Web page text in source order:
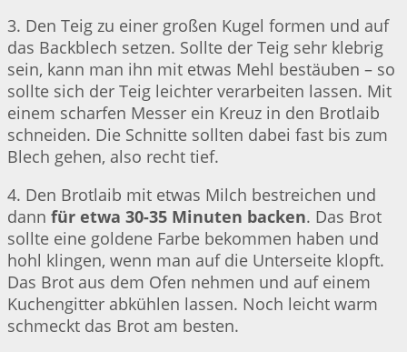
3. Den Teig zu einer großen Kugel formen und auf
das Backblech setzen. Sollte der Teig sehr klebrig
sein, kann man ihn mit etwas Mehl bestäuben – so
sollte sich der Teig leichter verarbeiten lassen. Mit
einem scharfen Messer ein Kreuz in den Brotlaib
schneiden. Die Schnitte sollten dabei fast bis zum
Blech gehen, also recht tief.
4. Den Brotlaib mit etwas Milch bestreichen und
dann für etwa 30-35 Minuten backen. Das Brot
sollte eine goldene Farbe bekommen haben und
hohl klingen, wenn man auf die Unterseite klopft.
Das Brot aus dem Ofen nehmen und auf einem
Kuchengitter abkühlen lassen. Noch leicht warm
schmeckt das Brot am besten.